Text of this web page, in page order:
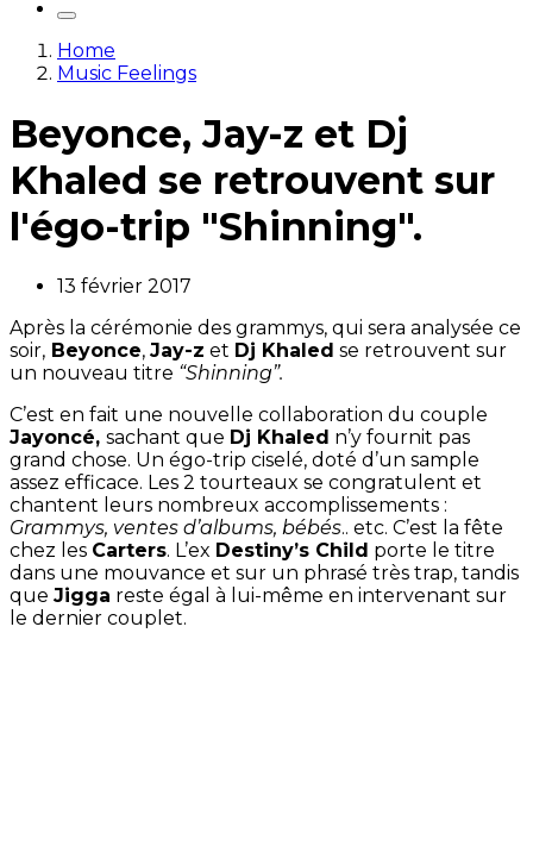
Home
Music Feelings
Beyonce, Jay-z et Dj
Khaled se retrouvent sur
l'égo-trip "Shinning".
13 février 2017
Après la cérémonie des grammys, qui sera analysée ce
soir, Beyonce, Jay-z et Dj Khaled se retrouvent sur
un nouveau titre “Shinning”.
C’est en fait une nouvelle collaboration du couple
Jayoncé, sachant que Dj Khaled n’y fournit pas
grand chose. Un égo-trip ciselé, doté d’un sample
assez efficace. Les 2 tourteaux se congratulent et
chantent leurs nombreux accomplissements :
Grammys, ventes d’albums, bébés.. etc. C’est la fête
chez les Carters. L’ex Destiny’s Child porte le titre
dans une mouvance et sur un phrasé très trap, tandis
que Jigga reste égal à lui-même en intervenant sur
le dernier couplet.